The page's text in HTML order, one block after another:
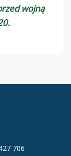
wojną
706